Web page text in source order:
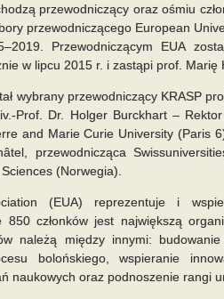
przewodniczący oraz ośmiu
przewodniczącego European
Przewodniczącym EUA
w lipcu 2015 r. i zastąpi prof. Marię
wybrany przewodniczący KRASP
Prof. Dr. Holger Burckhart –
and Marie Curie University (Paris
przewodnicząca
(Norwegia).
(EUA) reprezentuje i
850 członków jest największą
należą między innymi:
bolońskiego, wspieranie
naukowych oraz podnoszenie rangi